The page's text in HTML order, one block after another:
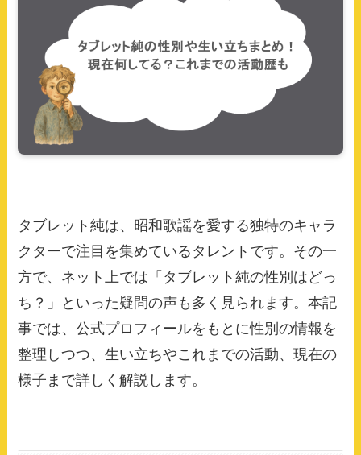
タブレット純は、昭和歌謡を愛する独特のキャラ
クターで注目を集めているタレントです。その一
方で、ネット上では「タブレット純の性別はどっ
ち？」といった疑問の声も多く見られます。本記
事では、公式プロフィールをもとに性別の情報を
整理しつつ、生い立ちやこれまでの活動、現在の
様子まで詳しく解説します。